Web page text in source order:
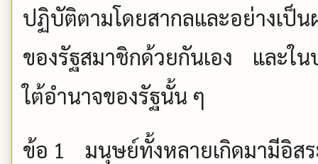
ปฏิบัติตามโดยสากลและอย่างเป็
ของรัฐสมาชิกด้วยกันเอง และใ
ใต้อำนาจของรัฐนั้น ๆ
ข้อ 1
มนุษย์ทั้งหลายเกิดมามีอิส